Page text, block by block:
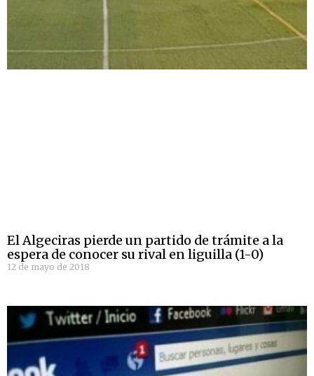
El Algeciras pierde un partido de trámite a la
espera de conocer su rival en liguilla (1-0)
12 de mayo de 2018